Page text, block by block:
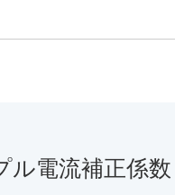
ル電流補正係数